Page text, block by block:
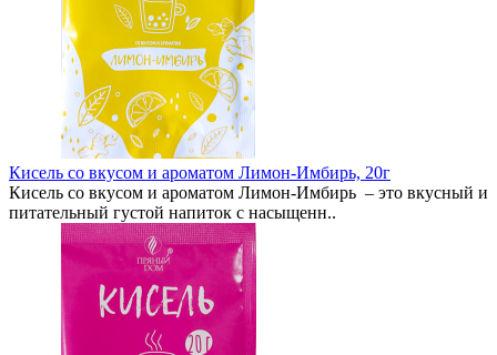
Кисель со вкусом и ароматом Лимон-Имбирь, 20г
Кисель со вкусом и ароматом Лимон-Имбирь – это вкусный и
питательный густой напиток с насыщенн..